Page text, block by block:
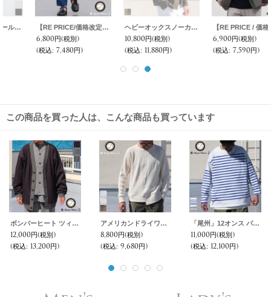
【RE PRICE/価格改定】麻混デニムワイド2タックアンクルパンツ【MADE IN JAPAN】『日本製』 / Upscape Audience
(税別)
7,480円)
ヘビーオックスノーカラーフィールドジャケット【MADE IN JAPAN】『日本製』/ Upscape Audience
10,800円(税別)
11,880円)
【RE PRICE / 価格改定】馬布2ボタンテーラードジャケット【MADE IN JAPAN】『日本製』 / Upscape Audience
(税別)
7,590円)
この商品を買った人は、こんな商品も買っています
ボンバーヒート ツィード Vネック カーディガン【送料無料】『日本製』【MADE IN JAPAN】 / Upscape Audience
12,000円(税別)
(税込: 13,200円)
アメリカンドライワッフル×リブ アシンメトリーニット【MADE IN JAPAN】『日本製』 / Upscape Audience
8,800円(税別)
(税込: 9,680円)
「尾州」12オンス パネルボーダー ボートネック ボクシーTシャツ【MADE IN JAPAN】『日本製』/ Upscape Audience
11,000円(税別)
(税込: 12,100円)